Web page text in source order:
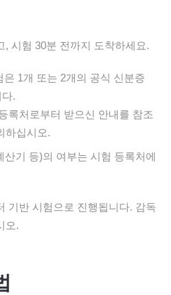
, 시험 30분 전까지 도착하세요.
은 1개 또는 2개의 공식 신분증
.
록처로부터 받으신 안내를 참조
하십시오.
산기 등)의 여부는 시험 등록처에
기반 시험으로 진행됩니다. 감독
오.